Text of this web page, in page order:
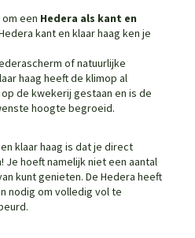
een Hedera als kant en
kant en klaar haag ken je
ofnatuurlijke
haag heeft de klimop al
de kwekerij gestaan en is de
hoogte begroeid.
klaar haag is dat je direct
Je hoeft namelijk niet een aantal
kunt genieten. De Hedera heeft
nodig om volledig vol te